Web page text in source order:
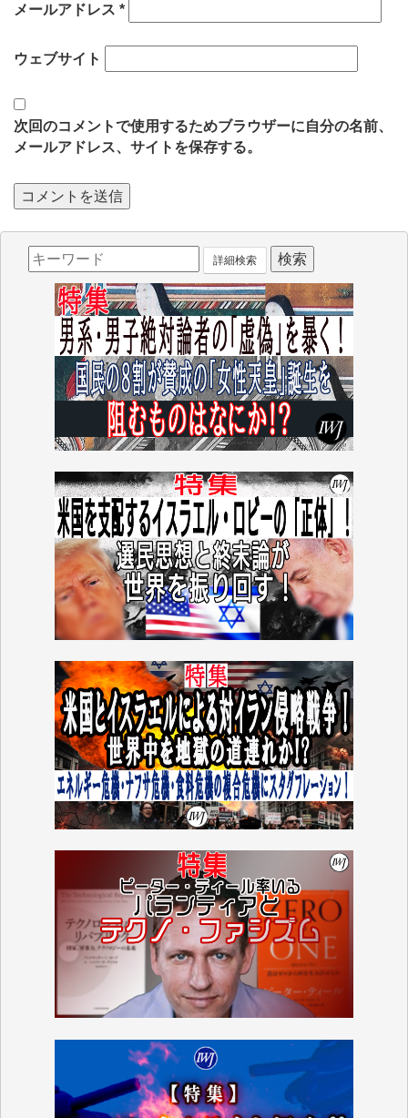
メールアドレス *
ウェブサイト
次回のコメントで使用するためブラウザーに自分の名前、
メールアドレス、サイトを保存する。
詳細検索